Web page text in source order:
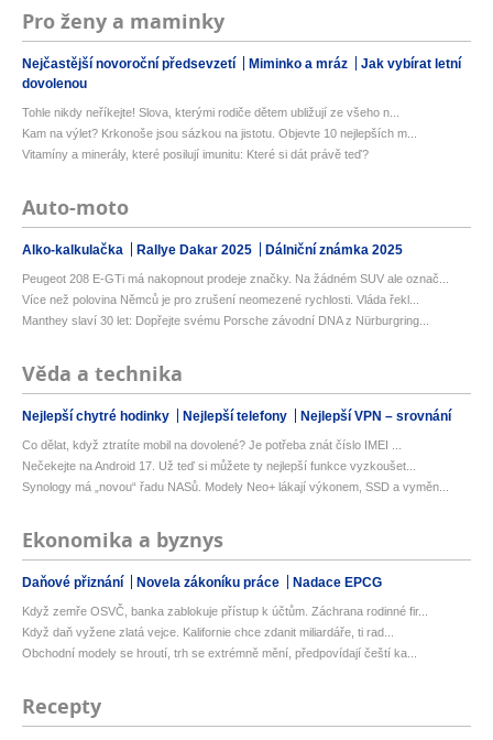
Pro ženy a maminky
Nejčastější novoroční předsevzetí Miminko a mráz
Jak vybírat letní
dovolenou
Tohle nikdy neříkejte! Slova, kterými rodiče dětem ubližují ze všeho n...
Kam na výlet? Krkonoše jsou sázkou na jistotu. Objevte 10 nejlepších m...
Vitamíny a minerály, které posilují imunitu: Které si dát právě teď?
Auto-moto
Alko-kalkulačka Rallye Dakar 2025 Dálniční známka 2025
Peugeot 208 E-GTi má nakopnout prodeje značky. Na žádném SUV ale označ...
Více než polovina Němců je pro zrušení neomezené rychlosti. Vláda řekl...
Manthey slaví 30 let: Dopřejte svému Porsche závodní DNA z Nürburgring...
Věda a technika
Nejlepší chytré hodinky Nejlepší telefony Nejlepší VPN – srovnání
Co dělat, když ztratíte mobil na dovolené? Je potřeba znát číslo IMEI ...
Nečekejte na Android 17. Už teď si můžete ty nejlepší funkce vyzkoušet...
Synology má „novou“ řadu NASů. Modely Neo+ lákají výkonem, SSD a vyměn...
Ekonomika a byznys
Daňové přiznání Novela zákoníku práce Nadace EPCG
Když zemře OSVČ, banka zablokuje přístup k účtům. Záchrana rodinné fir...
Když daň vyžene zlatá vejce. Kalifornie chce zdanit miliardáře, ti rad...
Obchodní modely se hroutí, trh se extrémně mění, předpovídají čeští ka...
Recepty